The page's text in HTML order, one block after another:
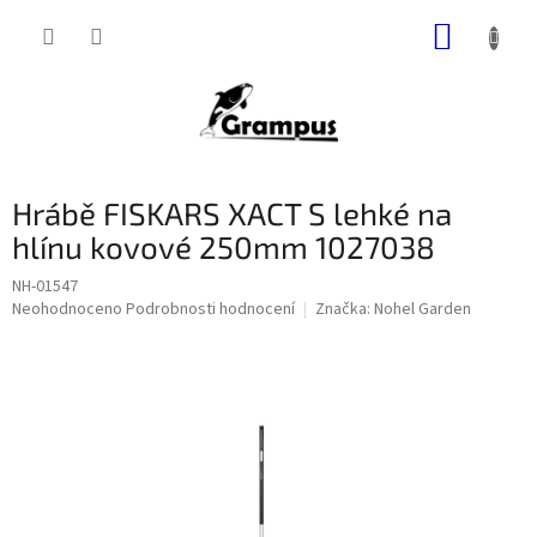
Hrábě FISKARS XACT S lehké na
hlínu kovové 250mm 1027038
NH-01547
Průměrné
Neohodnoceno Podrobnosti hodnocení Značka: Nohel Garden